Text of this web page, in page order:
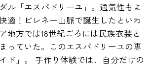
ル「エスパドリーユ」。通気性もよ
適！ピレネー山脈で誕生したといわ
地方では18世紀ごろには民族衣装と
っていた。このエスパドリーユの専
ド」。 手作り体験では、自分だけの